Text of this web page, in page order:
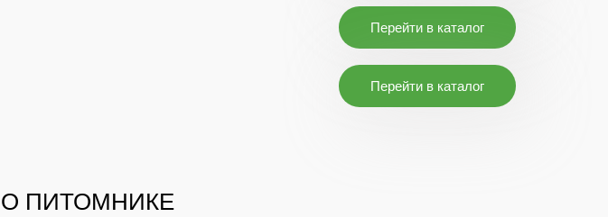
Перейти в каталог
Перейти в каталог
О ПИТОМНИКЕ